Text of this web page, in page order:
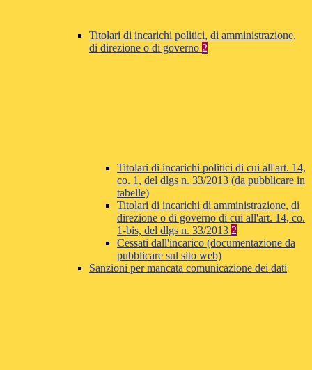
Titolari di incarichi politici, di amministrazione,
di direzione o di governo 2
Titolari di incarichi politici di cui all'art. 14,
co. 1, del dlgs n. 33/2013 (da pubblicare in
tabelle)
Titolari di incarichi di amministrazione, di
direzione o di governo di cui all'art. 14, co.
1-bis, del dlgs n. 33/2013 2
Cessati dall'incarico (documentazione da
pubblicare sul sito web)
Sanzioni per mancata comunicazione dei dati